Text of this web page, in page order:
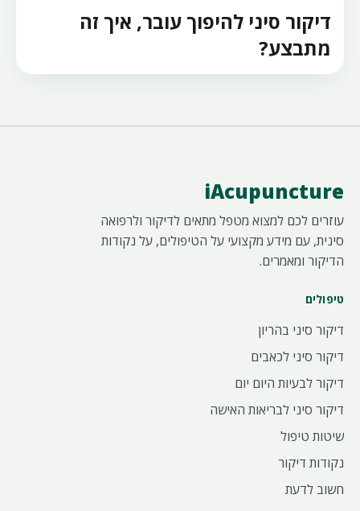
דיקור סיני להיפוך עובר, איך זה
מתבצע?
iAcupuncture
עוזרים לכם למצוא מטפל מתאים לדיקור ולרפואה
סינית, עם מידע מקצועי על הטיפולים, על נקודות
הדיקור ומאמרים.
טיפולים
דיקור סיני בהריון
דיקור סיני לכאבים
דיקור לבעיות היום יום
דיקור סיני לבריאות האישה
שיטות טיפול
נקודות דיקור
חשוב לדעת